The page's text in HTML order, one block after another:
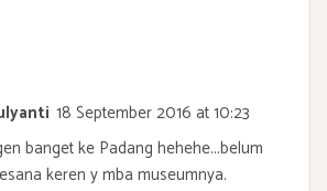
18 September 2016 at 10:23
banget ke Padang hehehe...belum
keren y mba museumnya.